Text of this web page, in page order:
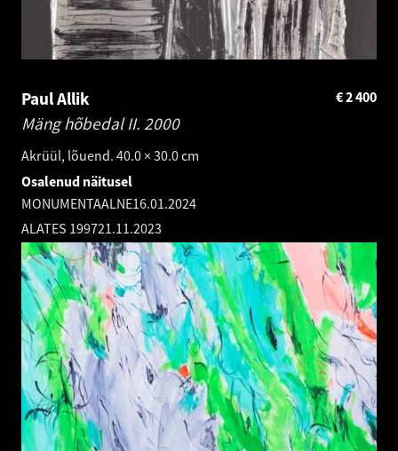
Paul Allik
Mäng hõbedal II. 2000
Akrüül, lõuend. 40.0 × 30.0 cm
2 400
€
Osalenud näitusel
MONUMENTAALNE16.01.2024
ALATES 199721.11.2023